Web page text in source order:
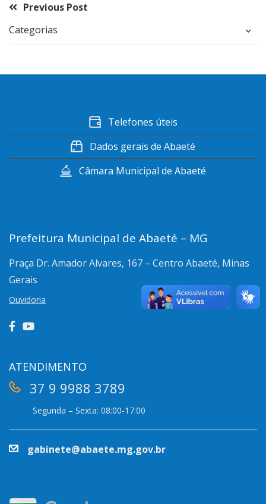
Previous Post
Categorias
Telefones úteis
Dados gerais de Abaeté
Câmara Municipal de Abaeté
Prefeitura Municipal de Abaeté – MG
Praça Dr. Amador Alvares, 167 – Centro Abaeté, Minas
Gerais
Ouvidoria
ATENDIMENTO
37 9 9988 3789
Segunda – Sexta: 08:00-17:00
gabinete@abaete.mg.gov.br